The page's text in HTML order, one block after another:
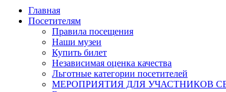
Главная
Посетителям
Правила посещения
Наши музеи
Купить билет
Независимая оценка качества
Льготные категории посетителей
МЕРОПРИЯТИЯ ДЛЯ УЧАСТНИКОВ